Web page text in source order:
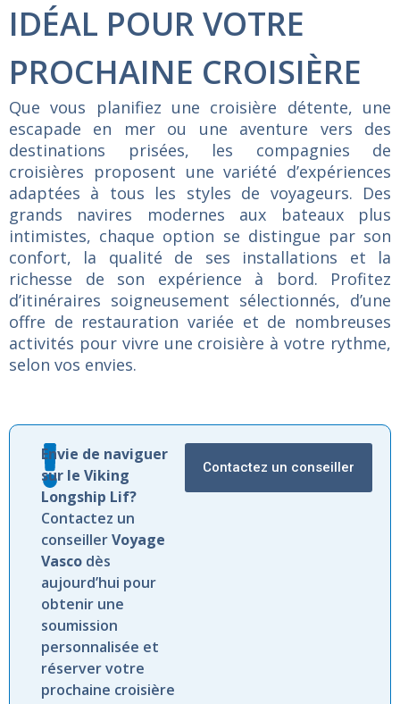
IDÉAL POUR VOTRE
PROCHAINE CROISIÈRE
Que vous planifiez une croisière détente, une
escapade en mer ou une aventure vers des
destinations prisées, les compagnies de
croisières proposent une variété d’expériences
adaptées à tous les styles de voyageurs. Des
grands navires modernes aux bateaux plus
intimistes, chaque option se distingue par son
confort, la qualité de ses installations et la
richesse de son expérience à bord. Profitez
d’itinéraires soigneusement sélectionnés, d’une
offre de restauration variée et de nombreuses
activités pour vivre une croisière à votre rythme,
selon vos envies.
Envie de naviguer
sur le Viking
Longship Lif?
Contactez un
conseillerVoyage
Vasco dès
aujourd’hui pour
obtenir une
soumission
personnalisée et
réserver votre
prochaine croisière
Contactez un conseiller